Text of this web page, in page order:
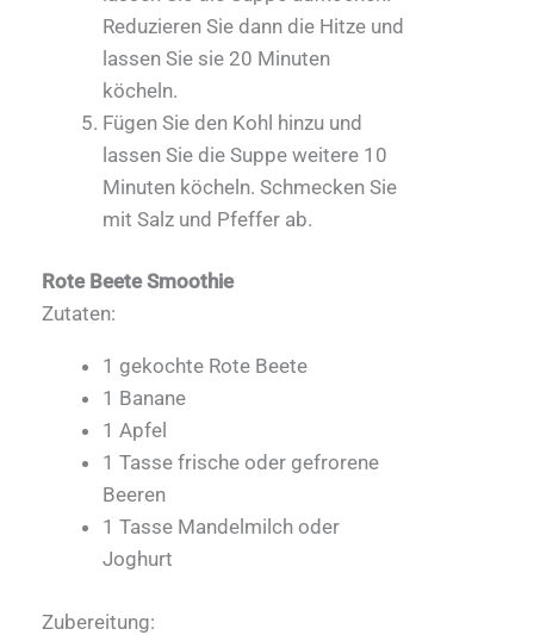
Reduzieren Sie dann die Hitze und
lassen Sie sie 20 Minuten
köcheln.
Fügen Sie den Kohl hinzu und
lassen Sie die Suppe weitere 10
Minuten köcheln. Schmecken Sie
mit Salz und Pfeffer ab.
Rote Beete Smoothie
Zutaten:
1 gekochte Rote Beete
1 Banane
1 Apfel
1 Tasse frische oder gefrorene
Beeren
1 Tasse Mandelmilch oder
Joghurt
Zubereitung: